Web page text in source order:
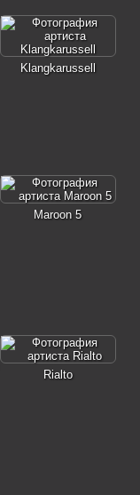
Klangkarussell
Maroon 5
Rialto